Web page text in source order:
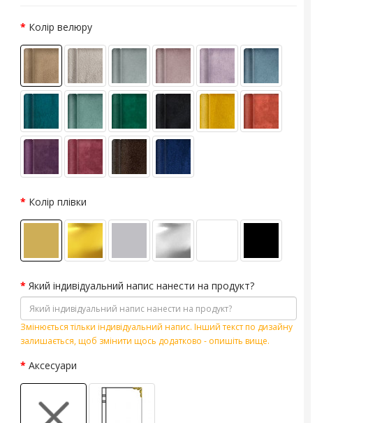
Колір велюру
Колір плівки
Який індивідуальний напис нанести на продукт?
Змінюється тільки індивідуальний напис. Інший текст по дизайну
залишається, щоб змінити щось додатково - опишіть вище.
Аксесуари